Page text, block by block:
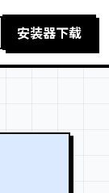
安装器下载